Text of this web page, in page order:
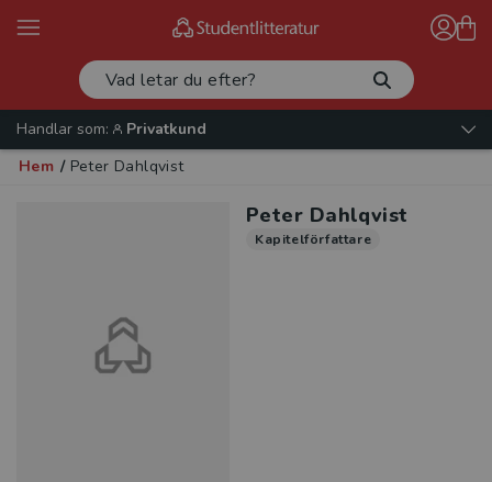
Handlar som:
Privatkund
Hem / Peter Dahlqvist
Peter Dahlqvist
Kapitelförfattare